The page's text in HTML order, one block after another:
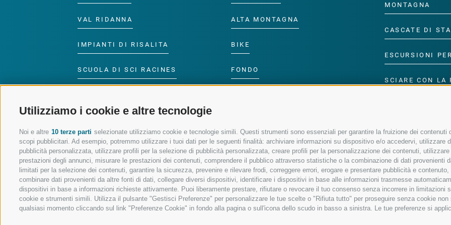
Utilizziamo i cookie e altre tecnologie
Noi e altre 10 terze parti selezionate utilizziamo cookie e tecnologie simili. Questi strumenti sono essenziali per garantire la fruizione dei
scopi pubblicitari. Ad esempio, potremmo utilizzare i tuoi dati per le seguenti finalità: archiviare informazioni su dispositivo e/o accedervi, utilizzare
pubblicità personalizzata, utilizzare profili per la selezione di pubblicità personalizzata, creare profili per la personalizzazione dei contenuti,
prestazioni degli annunci, misurare le prestazioni dei contenuti, comprendere il pubblico attraverso statistiche o la combinazione di dati
limitati per la selezione dei contenuti, garantire la sicurezza, prevenire e rilevare frodi, correggere errori, erogare e presentare pubblicità e
combinare dati provenienti da altre fonti di dati, collegare diversi dispositivi, identificare i dispositivi in base alle informazioni trasmesse
dispositivi in base a informazioni richieste attivamente. Puoi liberamente prestare, rifiutare o revocare il tuo consenso senza incorrere in
cookie e strumenti simili. Utilizza il pulsante "Gestisci Preferenze" per personalizzare le tue scelte o "Rifiuta tutto" per proseguire senza cookie
qualsiasi momento cliccando sul link "Preferenze Cookie" in fondo alla pagina o sull'icona dello scudo in basso a sinistra. Le tue preferenze si
VAL RIDANNA
IMPIANTI DI RISALITA
SCUOLA DI SCI RACINES
RACINES
ALTA MONTAGNA
BIKE
FONDO
MONTAGNA
CASCATE DI
ESCURSIONI
SCIARE CON LA
SEGUICI SUI SOCIAL